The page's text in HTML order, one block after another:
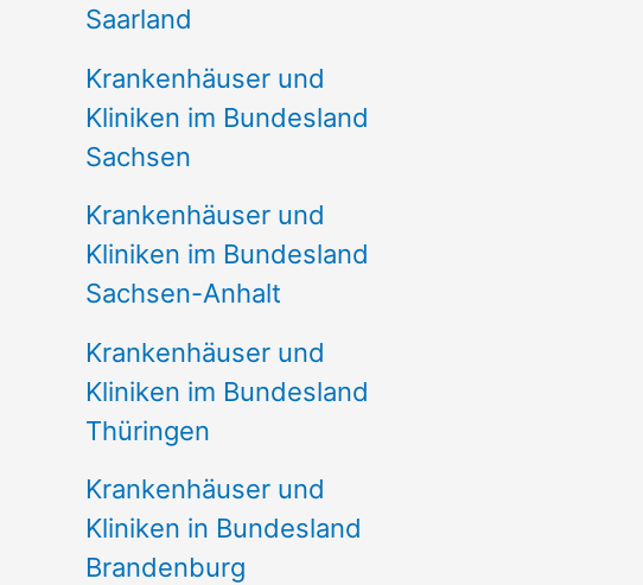
Saarland
Krankenhäuser und
Kliniken im Bundesland
Sachsen
Krankenhäuser und
Kliniken im Bundesland
Sachsen-Anhalt
Krankenhäuser und
Kliniken im Bundesland
Thüringen
Krankenhäuser und
Kliniken in Bundesland
Brandenburg